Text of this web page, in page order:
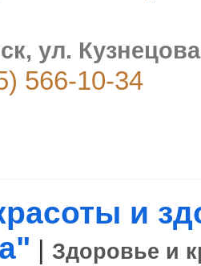
ул.
566-10-34
и
Здоровье и